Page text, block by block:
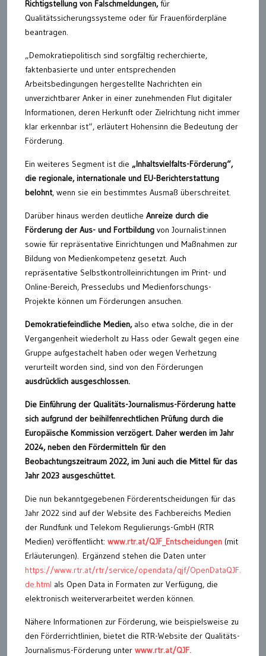
Richtigstellung von Falschmeldungen,für
Qualitätssicherungssysteme oder für Frauenförderpläne
beantragen.
„Demokratiepolitisch sind sorgfältig recherchierte,
faktenbasierte und unter entsprechenden
Arbeitsbedingungen hergestellte Nachrichten ein
unverzichtbarer Anker in einer zunehmenden Flut digitaler
Informationen, deren Herkunft oder Zielrichtung nicht immer
klar erkennbar ist“, erläutert Hohensinn die Bedeutung der
Förderung.
Ein weiteres Segment ist die „Inhaltsvielfalts-Förderung“,
die regionale, internationale und EU-Berichterstattung
belohnt, wenn sie ein bestimmtes Ausmaß überschreitet.
Darüber hinaus werden deutliche Anreize durch die
Förderung der Aus- und Fortbildung von Journalist:innen
sowie für repräsentative Einrichtungen und Maßnahmen zur
Bildung von Medienkompetenz gesetzt. Auch
repräsentative Selbstkontrolleinrichtungen im Print- und
Online-Bereich, Presseclubs und Medienforschungs-
Projekte können um Förderungen ansuchen.
Demokratiefeindliche Medien,also etwa solche, die in der
Vergangenheit wiederholt zu Hass oder Gewalt gegen eine
Gruppe aufgestachelt haben oder wegen Verhetzung
verurteilt worden sind, sind von den Förderungen
ausdrücklich ausgeschlossen.
Die Einführung der Qualitäts-Journalismus-Förderung hatte
sich aufgrund der beihilfenrechtlichen Prüfung durch die
Europäische Kommission verzögert. Daher werden im Jahr
2024, neben den Fördermitteln für den
Beobachtungszeitraum 2022, im Juni auch die Mittel für das
Jahr 2023 ausgeschüttet.
Die nun bekanntgegebenen Förderentscheidungen für das
Jahr 2022 sind auf der Website des Fachbereichs Medien
der Rundfunk und Telekom Regulierungs-GmbH (RTR
Medien) veröffentlicht: www.rtr.at/QJF_Entscheidungen (mit
Erläuterungen). Ergänzend stehen die Daten unter
https://www.rtr.at/rtr/service/opendata/qjf/OpenDataQJF.
de.html als Open Data in Formaten zur Verfügung, die
elektronisch weiterverarbeitet werden können.
Nähere Informationen zur Förderung, wie beispielsweise zu
den Förderrichtlinien, bietet die RTR-Website der Qualitäts-
Journalismus-Förderung unter www.rtr.at/QJF.